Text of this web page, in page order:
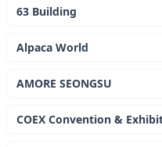
63 Building
Alpaca World
AMORE SEONGSU
COEX Convention &